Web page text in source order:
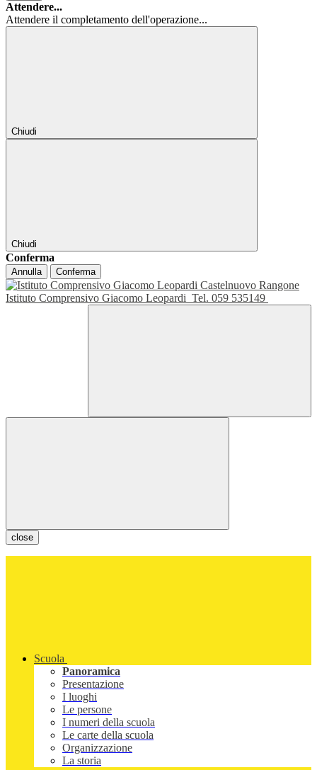
Attendere...
Attendere il completamento dell'operazione...
Chiudi
Chiudi
Conferma
Annulla Conferma
Istituto Comprensivo Giacomo Leopardi Tel. 059 535149
close
Scuola
Panoramica
Presentazione
I luoghi
Le persone
I numeri della scuola
Le carte della scuola
Organizzazione
La storia